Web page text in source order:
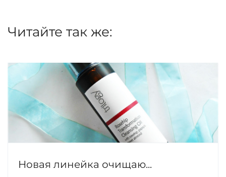
Читайте так же:
Новая линейка очищаю...